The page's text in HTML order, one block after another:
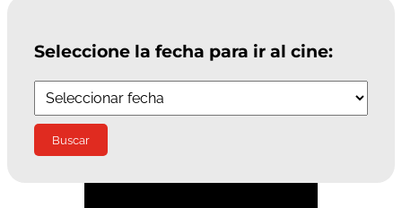
Seleccione la fecha para ir al cine: